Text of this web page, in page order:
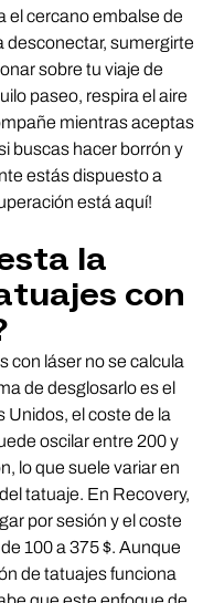
el cercano embalse de
desconectar, sumergirte
sobre tu viaje de
paseo, respira el aire
mientras aceptas
buscas hacer borrón y
estás dispuesto a
está aquí!
la
con
con láser no se calcula
de desglosarlo es el
el coste de la
oscilar entre 200 y
lo que suele variar en
tatuaje. En Recovery,
por sesión y el coste
100 a 375 $. Aunque
de tatuajes funciona